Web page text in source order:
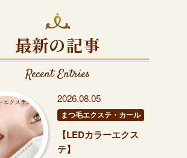
最新の記事
Recent Entries
2026.08.05
まつ毛エクステ・カール
【LEDカラーエクス
テ】